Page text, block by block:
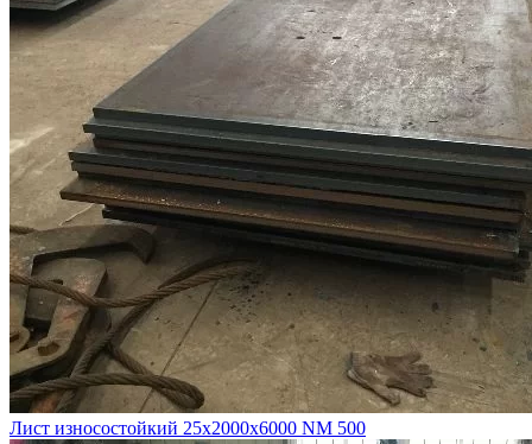
Лист износостойкий 25х2000х6000 NM 500